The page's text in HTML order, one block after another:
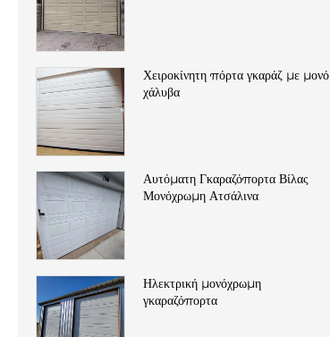
Χειροκίνητη πόρτα γκαράζ με μονό
χάλυβα
Αυτόματη Γκαραζόπορτα Βίλας
Μονόχρωμη Ατσάλινα
Ηλεκτρική μονόχρωμη
γκαραζόπορτα